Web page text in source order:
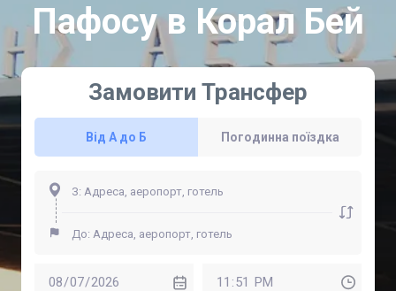
Пафосу в Корал Бей
Замовити Трансфер
Від А до Б Погодинна поїздка